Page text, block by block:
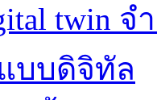
twin
บบดิจิทัล